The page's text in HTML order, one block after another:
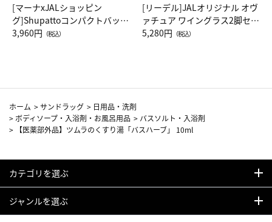
[マーナxJALショッピン
グ]Shupattoコンパクトバッグ
Drop JAL客室乗務員（LC）ス
3,960円 （税込）
[リーデル]JALオリジナル オヴ
ァチュア ワイングラス2脚セッ
ト（レッドワイン）
5,280円 （税込）
ホーム >サンドラッグ > 日用品・洗剤
> ボディソープ・入浴剤・お風呂用品 > バスソルト・入浴剤
>
【医薬部外品】ツムラのくすり湯「バスハーブ」 10ml
カテゴリを選ぶ
ジャンルを選ぶ